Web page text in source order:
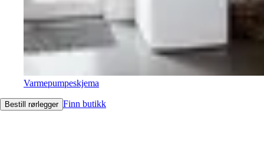
Varmepumpeskjema
Bestill rørlegger Finn butikk